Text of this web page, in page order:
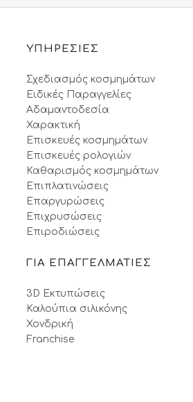
ΥΠΗΡΕΣΙΕΣ
Σχεδιασμός κοσμημάτων
Ειδικές Παραγγελίες
Αδαμαντοδεσία
Χαρακτική
Επισκευές κοσμημάτων
Επισκευές ρολογιών
Καθαρισμός κοσμημάτων
Επιπλατινώσεις
Επαργυρώσεις
Επιχρυσώσεις
Επιροδιώσεις
ΓΙΑ ΕΠΑΓΓΕΛΜΑΤΙΕΣ
3D Εκτυπώσεις
Καλούπια σιλικόνης
Χονδρική
Franchise